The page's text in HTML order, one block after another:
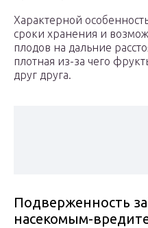
Характерной
сроки хранения и
плодов на дальние
плотная из-за чего
друг друга.
Подверженность
насекомым-